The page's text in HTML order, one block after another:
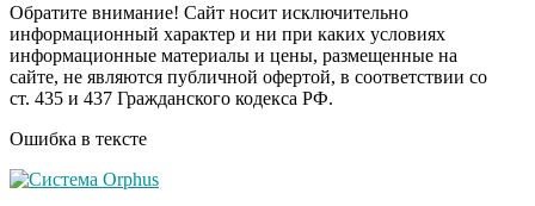
i
Ролик длится пару
секунд, но вы будете в
шоке от увиденного
Ролик из Омска: вы
Обратите внимание! Сайт носит исключительно
информационный характер и ни при каких условиях
информационные материалы и цены, размещенные на
сайте, не являются публичной офертой, в соответствии со
ст. 435 и 437 Гражданского кодекса РФ.
Ошибка в тексте